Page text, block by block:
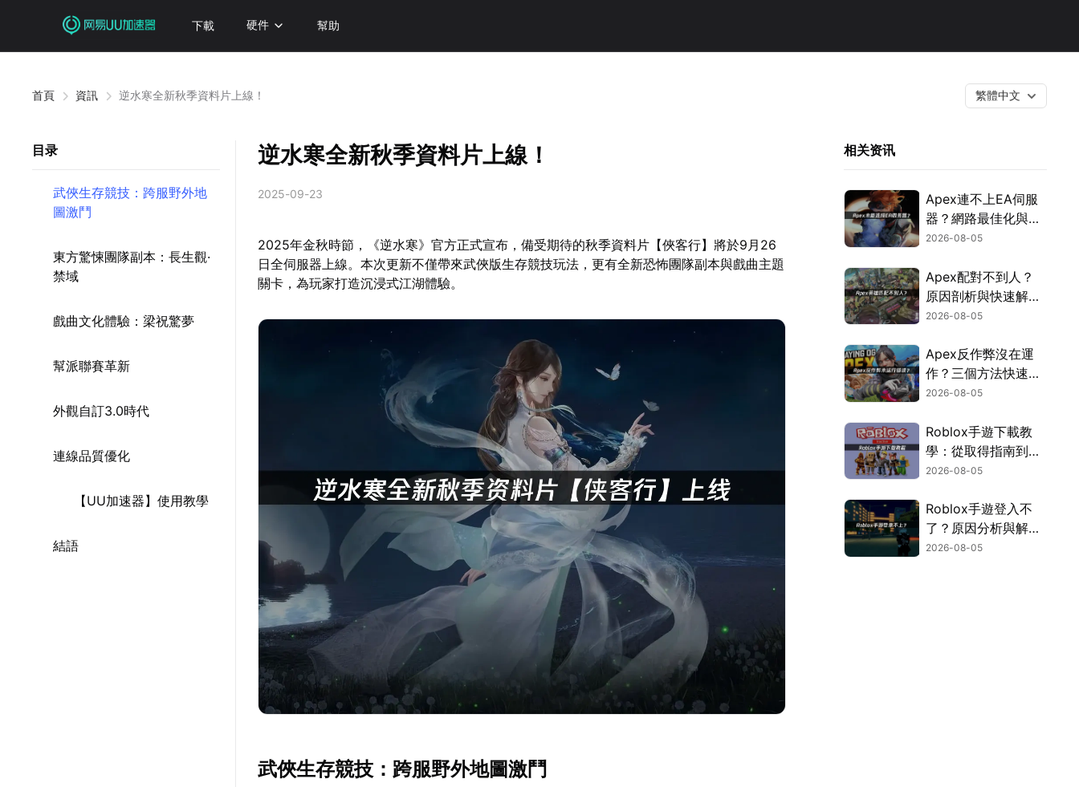
下載 硬件 幫助
首頁 資訊 逆水寒全新秋季資料片上線！ 繁體中文
目录
武俠生存競技：跨服野外地
圖激鬥
東方驚悚團隊副本：長生觀·
禁域
戲曲文化體驗：梁祝驚夢
幫派聯賽革新
外觀自訂3.0時代
連線品質優化
【UU加速器】使用教學
結語
逆水寒全新秋季資料片上線！
2025-09-23
2025年金秋時節，《逆水寒》官方正式宣布，備受期待的秋季資料片【俠客行】將於9月26
日全伺服器上線。本次更新不僅帶來武俠版生存競技玩法，更有全新恐怖團隊副本與戲曲主題
關卡，為玩家打造沉浸式江湖體驗。
武俠生存競技：跨服野外地圖激鬥
相关资讯
Apex連不上EA伺服
器？網路最佳化與疑
難排解全攻略！
2026-08-05
Apex配對不到人？
原因剖析與快速解決
方式！
2026-08-05
Apex反作弊沒在運
作？三個方法快速解
決！
2026-08-05
Roblox手遊下載教
學：從取得指南到登
入疑難排解！
2026-08-05
Roblox手遊登入不
了？原因分析與解決
方案！
2026-08-05